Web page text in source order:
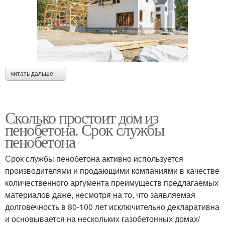
читать дальше →
Сколько простоит дом из
пенобетона. Срок службы
пенобетона
Срок службы пенобетона активно используется
производителями и продающими компаниями в качестве
количественного аргумента преимуществ предлагаемых
материалов даже, несмотря на то, что заявляемая
долговечность в 80-100 лет исключительно декларативна
и основывается на нескольких газобетонных домах/